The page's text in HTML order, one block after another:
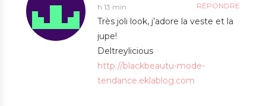
h 13 min
RÉPONDRE
Très joli look, j’adore la veste et la
jupe!
Deltreylicious
http://blackbeautu-mode-
tendance.eklablog.com